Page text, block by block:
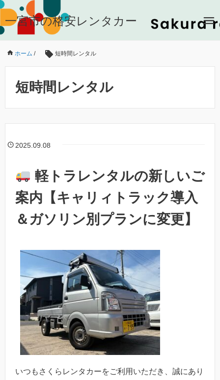
一宮市の格安レンタカー
ホーム / 短時間レンタル
短時間レンタル
2025.09.08
軽トラレンタルの新しいご
案内【キャリィトラック導入
＆ガソリン別プランに変更】
いつもさくらレンタカーをご利用いただき、誠にあり